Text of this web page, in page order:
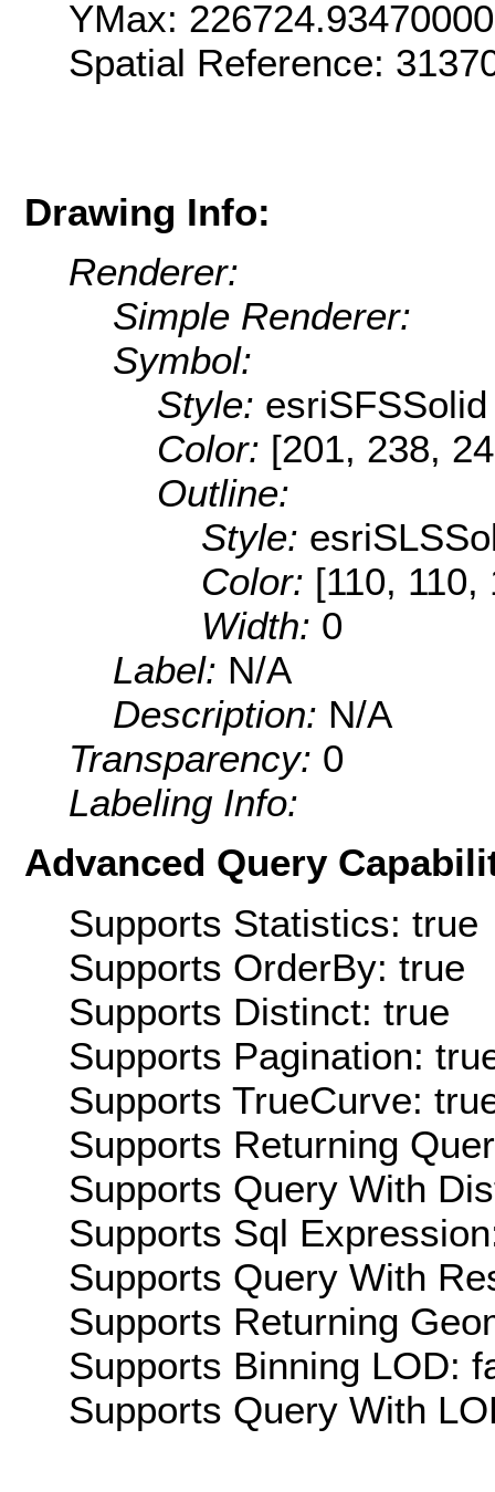
YMax:
Spatial Reference:
Drawing Info:
Renderer:
Simple Renderer:
Symbol:
Style: esriSFSSolid
Color: [201, 238,
Outline:
Style:
Color: [110, 110,
Width: 0
Label: N/A
Description: N/A
Transparency: 0
Labeling Info:
Advanced Query
Supports Statistics: true
Supports OrderBy: true
Supports Distinct: true
Supports Pagination:
Supports TrueCurve:
Supports Returning
Supports Query With
Supports Sql
Supports Query With
Supports Returning
Supports Binning LOD:
Supports Query With